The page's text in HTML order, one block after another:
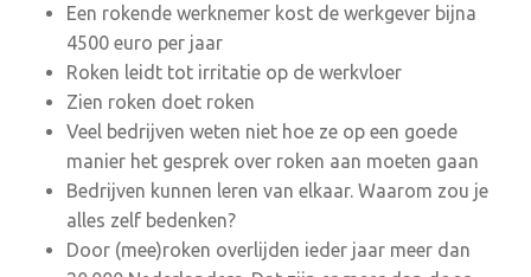
Een rokende werknemer kost de werkgever bijna
4500 euro per jaar
Roken leidt tot irritatie op de werkvloer
Zien roken doet roken
Veel bedrijven weten niet hoe ze op een goede
manier het gesprek over roken aan moeten gaan
Bedrijven kunnen leren van elkaar. Waarom zou je
alles zelf bedenken?
Door (mee)roken overlijden ieder jaar meer dan